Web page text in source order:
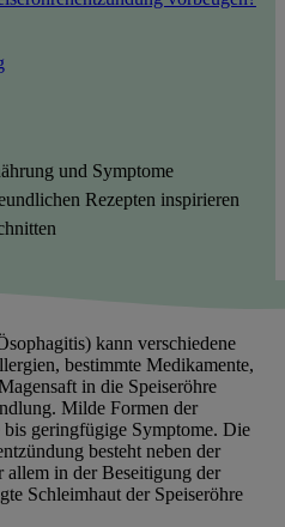
und Symptome
Rezepten inspirieren
kann verschiedene
bestimmte Medikamente,
in die Speiseröhre
Milde Formen der
geringfügige Symptome. Die
besteht neben der
in der Beseitigung der
Schleimhaut der Speiseröhre